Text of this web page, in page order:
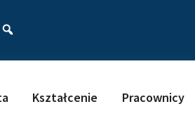
Kształcenie Pracownicy